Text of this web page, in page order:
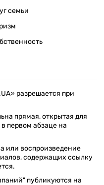
семьи
разрешается при
прямая, открытая для
первом абзаце на
или воспроизведение
содержащих ссылку
публикуются на